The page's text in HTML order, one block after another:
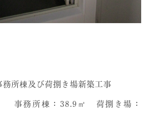
所棟及び荷捌き場新築工事
事務所棟：38.9㎡ 荷捌き場：